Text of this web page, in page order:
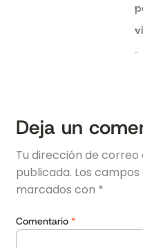
Deja un
Tu dirección de
publicada. Los
marcados con *
Comentario *